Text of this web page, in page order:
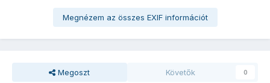
Megnézem az összes EXIF információt
Megoszt Követők 0